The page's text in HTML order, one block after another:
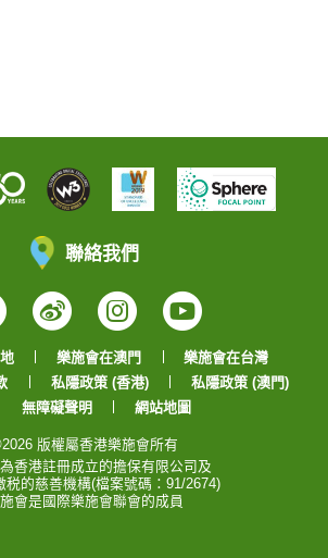
聯絡我們
WeiboInstagram
YouTube
樂施會在澳門
樂施會在台灣
私隱政策 (香港)
私隱政策 (澳門)
無障礙聲明
網站地圖
版權屬香港樂施會所有
香港註冊成立的擔保有限公司及
税的慈善機構(檔案號碼：91/2674)
會是國際樂施會聯會的成員